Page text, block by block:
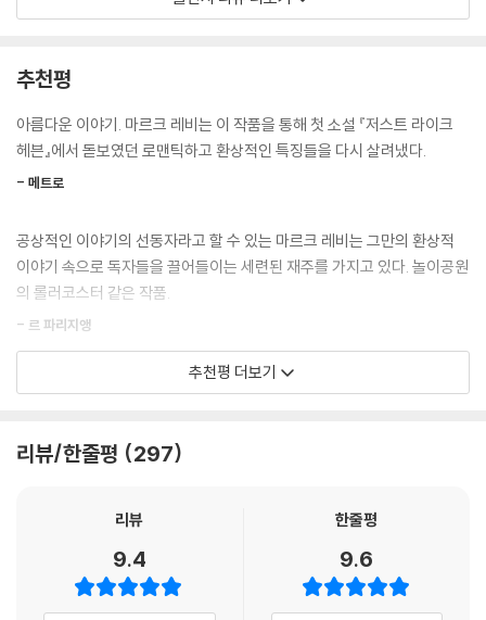
속을 걷는 거야.”
에게 쏟아붓는 우리의 사랑을 의심해본 적이 없었어. 네 엄마의 마음을 얻
고, 그녀를 사랑하고, 그녀의 아이의 아빠가 되는 것, 그것이야말로 내 인
생에 있어서 가장 중요한 선택이었다. 가장 아름다운 선택이었어. 비록 너
만…….”
--- p.445
되었다. 그의 “첫 소설 『저스트 라이크 헤븐』에서 돋보였던 로맨틱하고 환
소설로, 2022년 프랑스에서 드라마로 제작되며 큰 화제가 되었다. 드라마
는 2023년 9월 ‘프랑스드라마페스티벌’의 대표작으로 국내에서도 TVAs
ia Plus 채널을 통해 만날 수 있게 되었다.
“내가 사랑하는 사람들이 바로 내 인생이다.”
마르크 레비는 무척 가족적인 작가다. 그는 고리타분한 설교 없이 아들에
게 중요한 메시지를 전하기 위해 소설을 쓰기 시작했다. 그리고 그의 소설
을 가장 먼저 읽는 독자는, 다름 아닌 그의 아버지였다. 그렇기에 『차마 못
다 한 이야기들』에서 마르크 레비가 한 부녀의 조심스러운 관계에 특별한
관심을 쏟은 것은 그리 놀라운 일이 아니다. “좋은 아버지, 좋은 남편, 좋은
친구”가 되는 것이 꿈인 마르크 레비. “소설의 장인으로 남고 싶다”고 말하
는 그는 이번 작품에 “지나가는 사랑, 행복, 그리고 미처 잡지 못한 기회에
그리고 들은 적이 없다고 믿어왔던 말들”을 돌이켜보게 한다. 너무 늦은 뒤
“줄리아는 숨을 죽이고 리모컨을 손에 꽉 쥐었다. 과연 누굴까, 주변인물
모두를 샅샅이 다 찾아보았다. 그때마다 떠오르는 단 한 사람. 이런 시나리
오와 연출을 할 만한 유일한 사람의 이름이 머릿속을 맴돌았다. (…) 줄리
아가 리모컨의 버튼을 눌렀다. 곧이어 딸각 하는 소리가 났고, 밀랍인형의
추천평
아름다운 이야기. 마르크 레비는 이 작품을 통해 첫 소설 『저스트 라이크
헤븐』에서 돋보였던 로맨틱하고 환상적인 특징들을 다시 살려냈다.
- 메트로
공상적인 이야기의 선동자라고 할 수 있는 마르크 레비는 그만의 환상적
이야기 속으로 독자들을 끌어들이는 세련된 재주를 가지고 있다. 놀이공원
의 롤러코스터 같은 작품.
- 르 파리지앵
마르크 레비의 재능은 믿을 수 없는 이야기를 믿게 만드는 데 있다. 게다가
- 레스트 레퓌블리캥
이 작품에는 ‘상상’이라는 소설가의 새로운 발견이 고스란히 녹아들어 있
다. 이 상상이라는 것은 마르크 레비가 우리에게 재미있는 이야기를 들려
줄 수 있도록 만드는 모든 장치이다. 이 작품은 서스펜스가 넘치는 동시에
재미있고 부드럽다.
추천평 더보기
리뷰/한줄평 297
리뷰
9.4
한줄평
9.6